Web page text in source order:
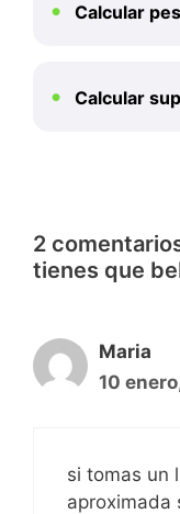
Calcular
Calcular
2
tienes que
Maria
10
si tomas un
aproximada